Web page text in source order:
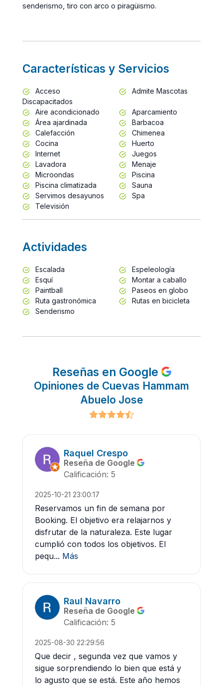
senderismo, tiro con arco o piragüismo.
Características y Servicios
Acceso
Discapacitados
Admite Mascotas
Aire acondicionado
Aparcamiento
Área ajardinada
Barbacoa
Calefacción
Chimenea
Cocina
Huerto
Internet
Juegos
Lavadora
Menaje
Microondas
Piscina
Piscina climatizada
Sauna
Servimos desayunos
Spa
Televisión
Actividades
Escalada
Espeleología
Esquí
Montar a caballo
Paintball
Paseos en globo
Ruta gastronómica
Rutas en bicicleta
Senderismo
Reseñas en Google
Opiniones de Cuevas Hammam
Abuelo Jose
Raquel Crespo
Reseña de Google
Calificación: 5
2025-10-21 23:00:17
Reservamos un fin de semana por
Booking. El objetivo era relajarnos y
disfrutar de la naturaleza. Este lugar
cumplió con todos los objetivos. El
pequ... Más
Raul Navarro
Reseña de Google
Calificación: 5
2025-08-30 22:29:56
Que decir , segunda vez que vamos y
sigue sorprendiendo lo bien que está y
lo agusto que se está. Este año hemos